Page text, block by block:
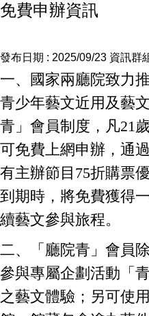
免費申辦資訊
發布日期 : 2025/09/23 資訊群
一、國家兩廳院致力
青少年藝文近用及藝
青」會員制度，凡21
可免費上網申辦，通
有主辦節目75折購票
到期時，將免費獲得
續藝文參與旅程。
二、「廳院青」會員
參與專屬企劃活動「
之藝文體驗；另可使